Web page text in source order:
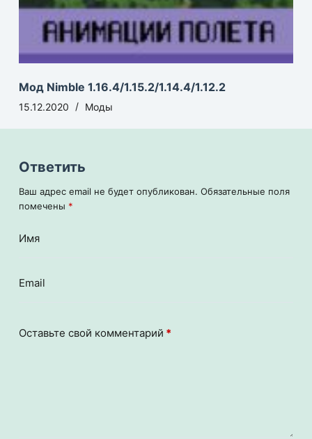
Мод Nimble 1.16.4/1.15.2/1.14.4/1.12.2
15.12.2020 Моды
Ответить
Ваш адрес email не будет опубликован. Обязательные поля
помечены *
Имя
Email
Оставьте свой комментарий *